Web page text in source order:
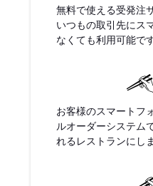
無料で使える受発注
いつもの取引先にス
なくても利用可能です
お客様のスマートフ
ルオーダーシステム
れるレストランにし